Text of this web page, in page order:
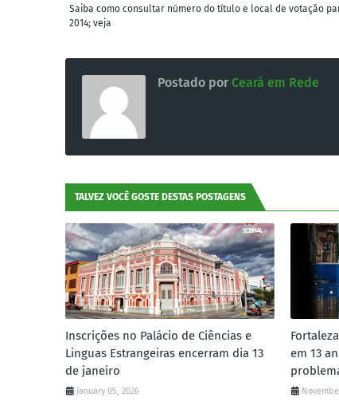
Saiba como consultar número do título e local de votação
2014; veja
Postado por Ceará em Rede
TALVEZ VOCÊ GOSTE DESTAS POSTAGENS
Inscrições no Palácio de Ciências e
Linguas Estrangeiras encerram dia 13
de janeiro
January 05, 2026
em 13